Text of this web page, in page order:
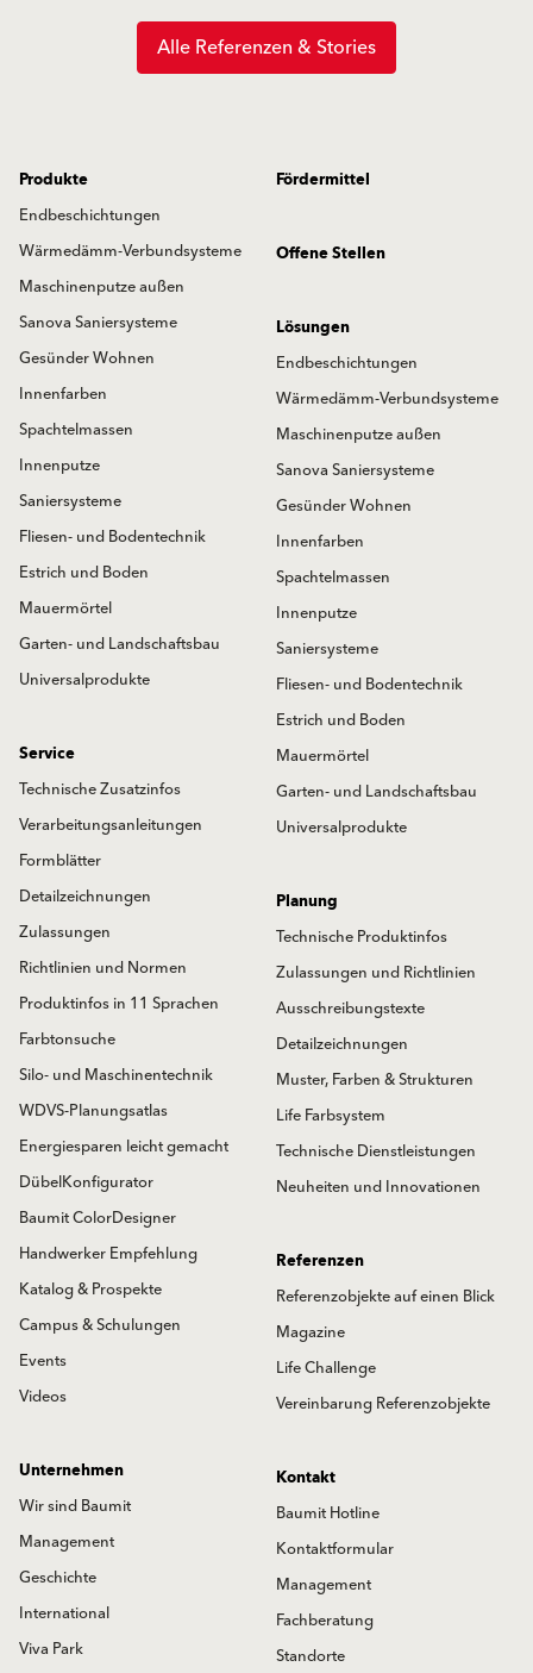
Alle Referenzen & Stories
Produkte
Endbeschichtungen
Wärmedämm-Verbundsysteme
Maschinenputze außen
Sanova Saniersysteme
Gesünder Wohnen
Innenfarben
Spachtelmassen
Innenputze
Saniersysteme
Fliesen- und Bodentechnik
Estrich und Boden
Mauermörtel
Garten- und Landschaftsbau
Universalprodukte
Fördermittel
Offene Stellen
Lösungen
Endbeschichtungen
Wärmedämm-Verbundsysteme
Maschinenputze außen
Sanova Saniersysteme
Gesünder Wohnen
Innenfarben
Spachtelmassen
Innenputze
Saniersysteme
Fliesen- und Bodentechnik
Estrich und Boden
Mauermörtel
Garten- und Landschaftsbau
Universalprodukte
Service
Technische Zusatzinfos
Verarbeitungsanleitungen
Formblätter
Detailzeichnungen
Zulassungen
Richtlinien und Normen
Produktinfos in 11 Sprachen
Farbtonsuche
Silo- und Maschinentechnik
WDVS-Planungsatlas
Energiesparen leicht gemacht
DübelKonfigurator
Baumit ColorDesigner
Handwerker Empfehlung
Katalog & Prospekte
Campus & Schulungen
Events
Videos
Planung
Technische Produktinfos
Zulassungen und Richtlinien
Ausschreibungstexte
Detailzeichnungen
Muster, Farben & Strukturen
Life Farbsystem
Technische Dienstleistungen
Neuheiten und Innovationen
Referenzen
Referenzobjekte auf einen Blick
Magazine
Life Challenge
Vereinbarung Referenzobjekte
Unternehmen
Wir sind Baumit
Management
Geschichte
International
Viva Park
Kontakt
Baumit Hotline
Kontaktformular
Management
Fachberatung
Standorte